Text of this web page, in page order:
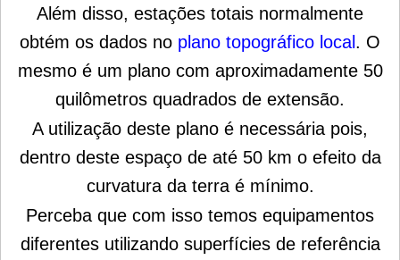
Além disso, estações totais normalmente
obtém os dados no plano topográfico local . O
mesmo é um plano com aproximadamente 50
quilômetros quadrados de extensão.
A utilização deste plano é necessária pois,
dentro deste espaço de até 50 km o efeito da
curvatura da terra é mínimo.
Perceba que com isso temos equipamentos
diferentes utilizando superfícies de referência